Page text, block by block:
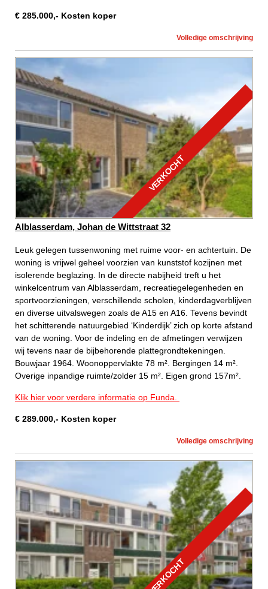
€ 285.000,- Kosten koper
Volledige omschrijving
VERKOCHT
Alblasserdam, Johan de Wittstraat 32
Leuk gelegen tussenwoning met ruime voor- en achtertuin. De
woning is vrijwel geheel voorzien van kunststof kozijnen met
isolerende beglazing. In de directe nabijheid treft u het
winkelcentrum van Alblasserdam, recreatiegelegenheden en
sportvoorzieningen, verschillende scholen, kinderdagverblijven
en diverse uitvalswegen zoals de A15 en A16. Tevens bevindt
het schitterende natuurgebied ‘Kinderdijk’ zich op korte afstand
van de woning. Voor de indeling en de afmetingen verwijzen
wij tevens naar de bijbehorende plattegrondtekeningen.
Bouwjaar 1964. Woonoppervlakte 78 m². Bergingen 14 m².
Overige inpandige ruimte/zolder 15 m². Eigen grond 157m².
Klik hier voor verdere informatie op Funda.
€ 289.000,- Kosten koper
Volledige omschrijving
VERKOCHT